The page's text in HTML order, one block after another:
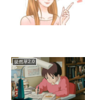
徒然草2.0